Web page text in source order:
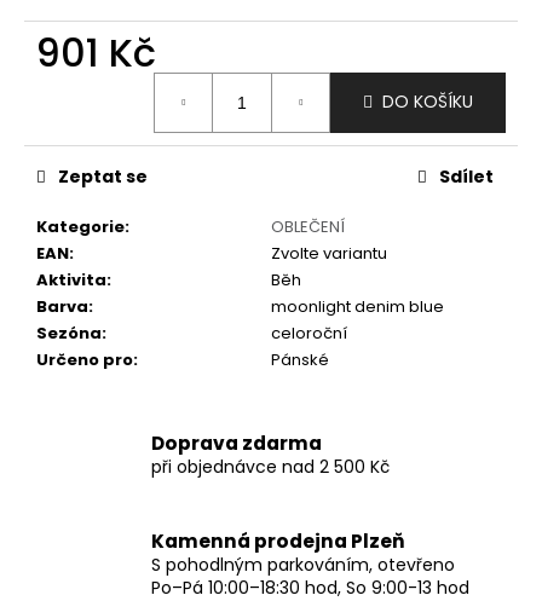
901 Kč
DO KOŠÍKU
Kategorie:
OBLEČENÍ
EAN:
Zvolte variantu
Aktivita:
Běh
Barva:
moonlight denim blue
Sezóna:
celoroční
Určeno pro: Pánské
Zeptat se Sdílet
Doprava zdarma
při objednávce nad 2 500 Kč
Kamenná prodejna Plzeň
S pohodlným parkováním, otevřeno
Po–Pá 10:00–18:30 hod, So 9:00-13 hod
m